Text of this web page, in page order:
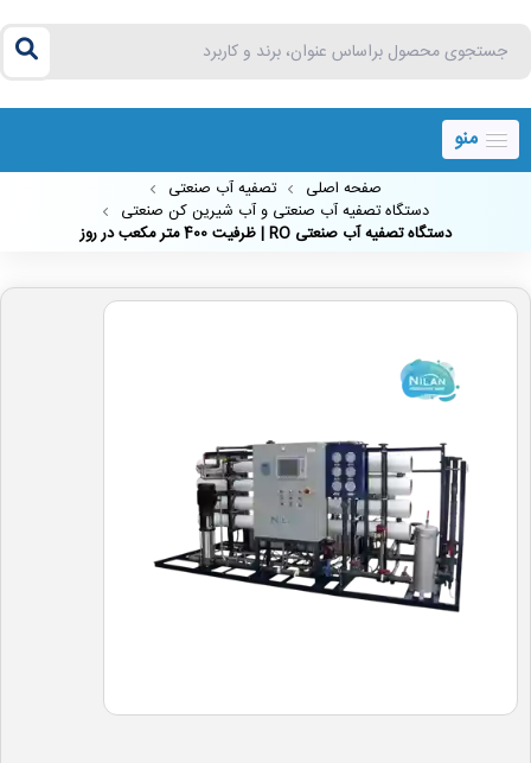
منو
صفحه اصلی
تصفیه آب صنعتی
دستگاه تصفیه آب صنعتی و آب شیرین کن صنعتی
دستگاه تصفیه آب صنعتی RO | ظرفیت 400 متر مکعب در روز